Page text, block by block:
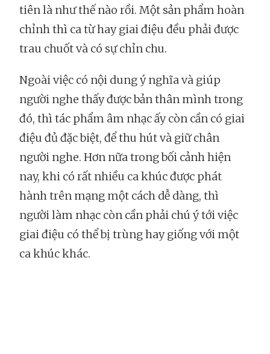
tiên là như thế nào rồi. Một sản phẩm hoàn
chỉnh thì ca từ hay giai điệu đều phải được
trau chuốt và có sự chỉn chu.
Ngoài việc có nội dung ý nghĩa và giúp
người nghe thấy được bản thân mình trong
đó, thì tác phẩm âm nhạc ấy còn cần có giai
điệu đủ đặc biệt, để thu hút và giữ chân
người nghe. Hơn nữa trong bối cảnh hiện
nay, khi có rất nhiều ca khúc được phát
hành trên mạng một cách dễ dàng, thì
người làm nhạc còn cần phải chú ý tới việc
giai điệu có thể bị trùng hay giống với một
ca khúc khác.